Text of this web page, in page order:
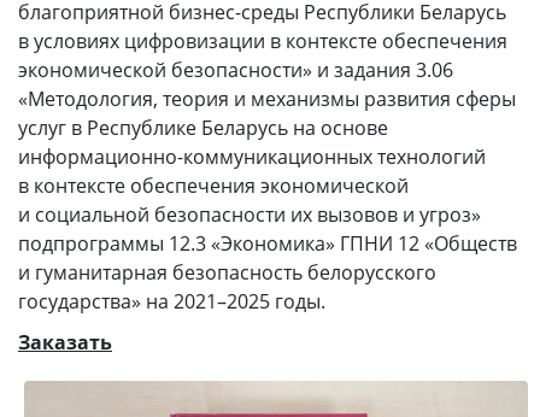
благоприятной бизнес-среды Республики Беларусь
в условиях цифровизации в контексте обеспечения
экономической безопасности» и задания 3.06
«Методология, теория и механизмы развития сферы
услуг в Республике Беларусь на основе
информационно-коммуникационных технологий
в контексте обеспечения экономической
и социальной безопасности их вызовов и угроз»
подпрограммы 12.3 «Экономика» ГПНИ 12 «Обществ
и гуманитарная безопасность белорусского
государства» на 2021–2025 годы.
Заказать